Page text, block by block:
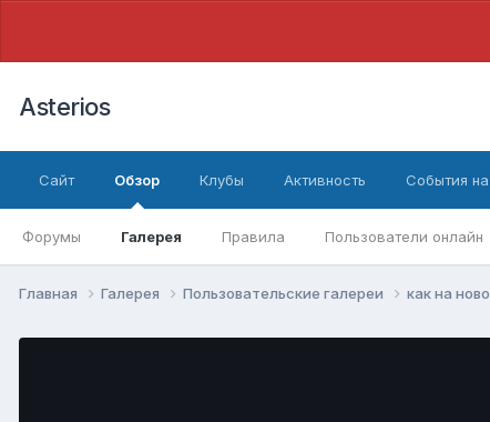
Asterios
Сайт Обзор
Форумы Галерея Правила Пользователи онлайн
Клубы Активность События
Главная Галерея Пользовательские галереи как на